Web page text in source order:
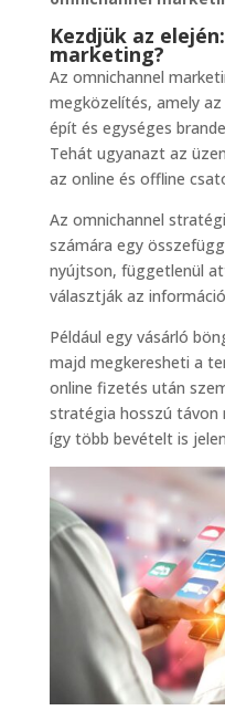
Kezdjük az
marketing?
Az omnichannel
megközelítés, amely
épít és egységes
Tehát ugyanazt az
az online és offline
Az omnichannel
számára egy
nyújtson, függetlenül
választják az
Például egy vásárló
majd megkeresheti a
online fizetés után
stratégia hosszú
így több bevételt is